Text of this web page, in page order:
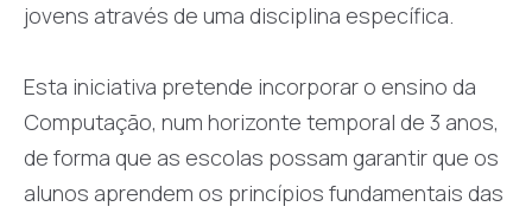
jovens através de uma disciplina específica.
Esta iniciativa pretende incorporar o ensino da
Computação, num horizonte temporal de 3 anos,
de forma que as escolas possam garantir que os
alunos aprendem os princípios fundamentais das